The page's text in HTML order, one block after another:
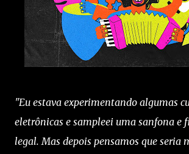
"Eu estava experimentando algumas
eletrônicas e sampleei uma sanfona e
legal. Mas depois pensamos que seria